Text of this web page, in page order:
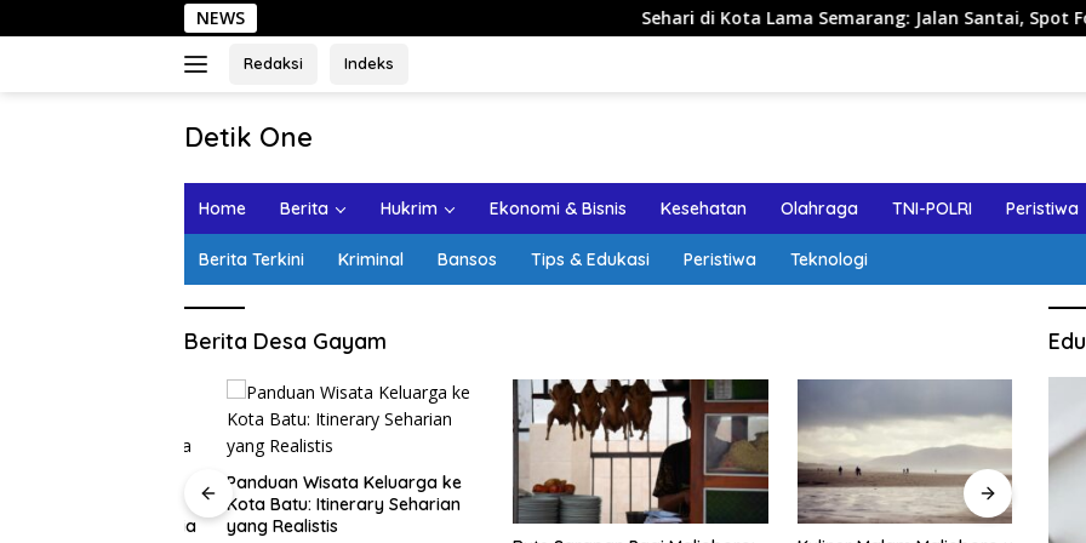
ke
NEWS Sehari di Kota Lama Semarang: Jalan Santai, Spot Foto, dan
Redaksi Indeks
Detik One
Ungkap
Home Berita Hukrim Ekonomi & Bisnis Kesehatan Olahraga TNI-POLRI Peristiwa
Berita Terkini Kriminal Bansos Tips & Edukasi Peristiwa Teknologi
Berita Desa Gayam
Panduan Wisata Keluarga ke
Kota Batu: Itinerary Seharian
yang Realistis